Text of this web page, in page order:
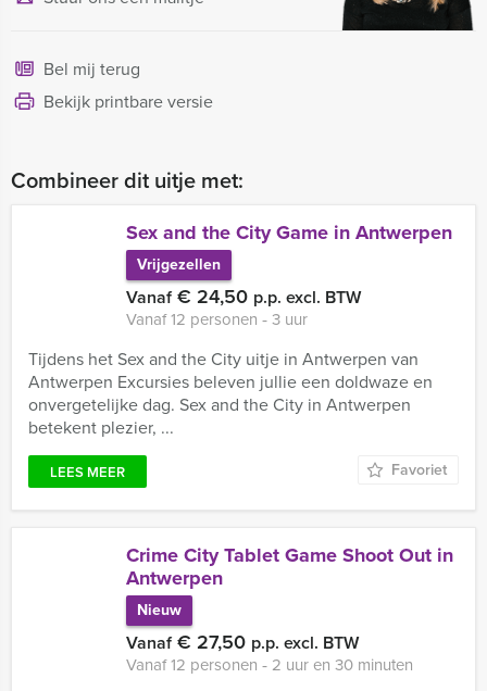
Bel mij terug
Bekijk printbare versie
Combineer dit uitje met:
Sex and the City Game in Antwerpen
Vrijgezellen
Vanaf€ 24,50 p.p. excl. BTW
Vanaf 12 personen ‐ 3 uur
Tijdens het Sex and the City uitje in Antwerpen van
Antwerpen Excursies beleven jullie een doldwaze en
onvergetelijke dag. Sex and the City in Antwerpen
betekent plezier, ...
LEES MEER Favoriet
Crime City Tablet Game Shoot Out in
Antwerpen
Nieuw
Vanaf€ 27,50 p.p. excl. BTW
Vanaf 12 personen ‐ 2 uur en 30 minuten